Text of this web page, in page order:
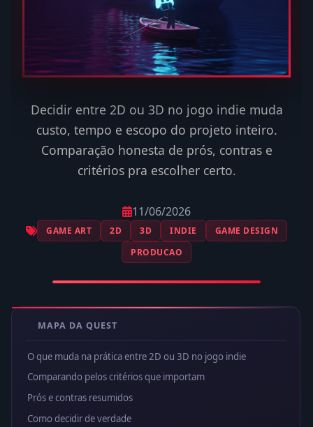
Decidir entre 2D ou 3D no jogo indie muda
custo, tempo e escopo do projeto inteiro.
Comparação honesta de prós, contras e
critérios pra escolher certo.
11/06/2026
GAME ART 2D 3D INDIE
GAME DESIGN
PRODUCAO
MAPA DA QUEST
O que muda na prática entre 2D ou 3D no jogo indie
Comparando pelos critérios que importam
Prós e contras resumidos
Como decidir de verdade